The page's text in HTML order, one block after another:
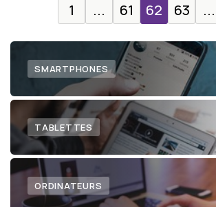
1 ... 61 62 63 ...
SMARTPHONES
TABLETTES
ORDINATEURS